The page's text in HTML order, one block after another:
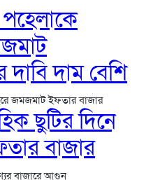
দাবি দাম বেশি
ছুটির দিনে
বাজার